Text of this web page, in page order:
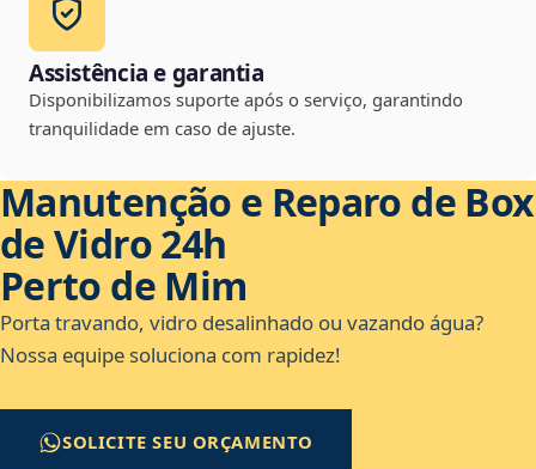
Assistência e garantia
Disponibilizamos suporte após o serviço, garantindo
tranquilidade em caso de ajuste.
Manutenção e Reparo de Box
de Vidro 24h
Perto de Mim
Porta travando, vidro desalinhado ou vazando água?
Nossa equipe soluciona com rapidez!
SOLICITE SEU ORÇAMENTO